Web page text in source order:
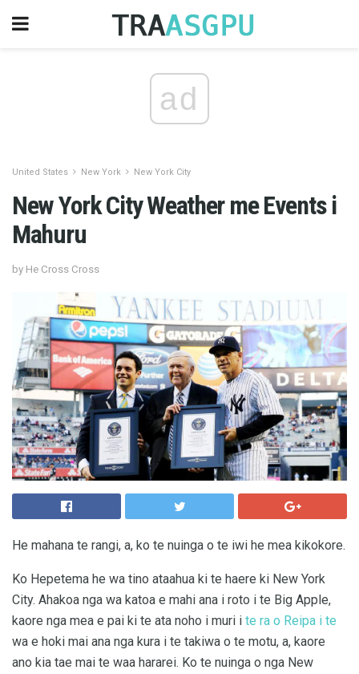
ad
United States New York New York City
New York City Weather me Events i
Mahuru
by He Cross Cross
He mahana te rangi, a, ko te nuinga o te iwi he mea kikokore.
Ko Hepetema he wa tino ataahua ki te haere ki New York
City. Ahakoa nga wa katoa e mahi ana i roto i te Big Apple,
kaore nga mea e pai ki te ata noho i muri i te ra o Reipa i te
wa e hoki mai ana nga kura i te takiwa o te motu, a, kaore
ano kia tae mai te waa hararei. Ko te nuinga o nga New